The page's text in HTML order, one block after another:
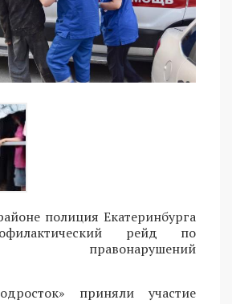
полиция Екатеринбурга
рейд по
правонарушений
приняли участие